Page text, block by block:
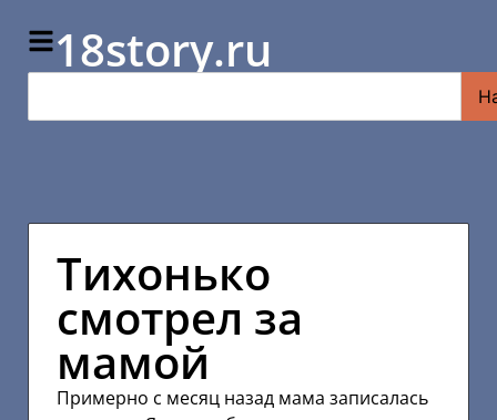
18story.ru
Тихонько
смотрел за
мамой
Примерно с месяц назад мама записалась